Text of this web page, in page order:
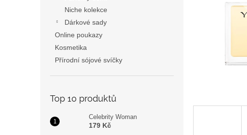
Niche kolekce
Dárkové sady
Online poukazy
Kosmetika
Přírodní sójové svíčky
Top 10 produktů
Celebrity Woman
179 Kč